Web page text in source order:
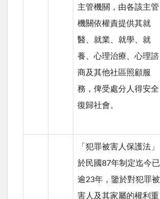
主管機關，由各該主管
機關依權責提供其就
醫、就業、就學、就
養、心理治療、心理諮
商及其他社區照顧服
務，俾受處分人得安全
復歸社會。
「犯罪被害人保護法」
於民國87年制定迄今已
逾23年，鑒於對犯罪被
害人及其家屬的權利重